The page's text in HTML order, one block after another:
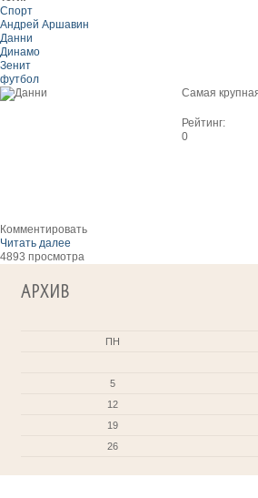
Спорт
Андрей Аршавин
Данни
Динамо
Зенит
футбол
Самая
Рейтинг:
0
Комментировать
Читать далее
4893 просмотра
АРХИВ
ПН
5
12
19
26